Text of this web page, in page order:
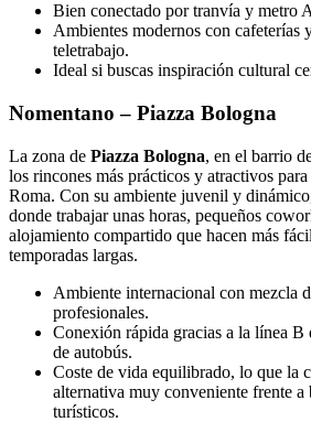
Bien conectado por tranvía y metro
Ambientes modernos con cafeterías
teletrabajo.
Ideal si buscas inspiración cultural
Nomentano – Piazza Bologna
La zona de Piazza Bologna, en el barrio
los rincones más prácticos y atractivos
Roma. Con su ambiente juvenil y
donde trabajar unas horas, pequeños
alojamiento compartido que hacen más
temporadas largas.
Ambiente internacional con mezcla
profesionales.
Conexión rápida gracias a la línea B
de autobús.
Coste de vida equilibrado, lo que la
alternativa muy conveniente frente a
turísticos.